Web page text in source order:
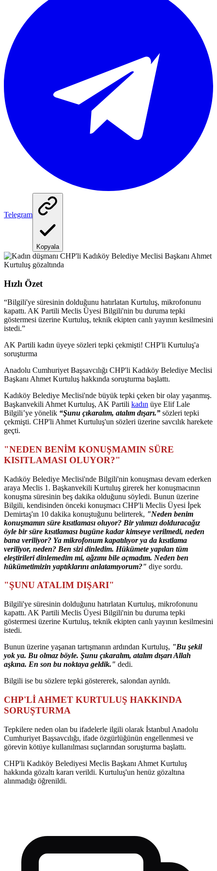
Telegram
Kopyala
Hızlı Özet
“Bilgili'ye süresinin dolduğunu hatırlatan Kurtuluş, mikrofonunu
kapattı. AK Partili Meclis Üyesi Bilgili'nin bu duruma tepki
göstermesi üzerine Kurtuluş, teknik ekipten canlı yayının kesilmesini
istedi.”
AK Partili kadın üyeye sözleri tepki çekmişti! CHP'li Kurtuluş'a
soruşturma
Anadolu Cumhuriyet Başsavcılığı CHP'li Kadıköy Belediye Meclisi
Başkanı Ahmet Kurtuluş hakkında soruşturma başlattı.
Kadıköy Belediye Meclisi'nde büyük tepki çeken bir olay yaşanmış.
Başkanvekili Ahmet Kurtuluş, AK Partili kadın üye Elif Lale
Bilgili’ye yönelik “Şunu çıkaralım, atalım dışarı.” sözleri tepki
çekmişti. CHP'li Ahmet Kurtuluş'un sözleri üzerine savcılık harekete
geçti.
"NEDEN BENİM KONUŞMAMIN SÜRE
KISITLAMASI OLUYOR?"
Kadıköy Belediye Meclisi'nde Bilgili'nin konuşması devam ederken
araya Meclis 1. Başkanvekili Kurtuluş girerek her konuşmacının
konuşma süresinin beş dakika olduğunu söyledi. Bunun üzerine
Bilgili, kendisinden önceki konuşmacı CHP'li Meclis Üyesi İpek
Demirtaş'ın 10 dakika konuştuğunu belirterek, "Neden benim
konuşmamın süre kısıtlaması oluyor? Bir yılımızı dolduracağız
öyle bir süre kısıtlaması bugüne kadar kimseye verilmedi, neden
bana veriliyor? Ya mikrofonum kapatılıyor ya da kısıtlama
veriliyor, neden? Ben sizi dinledim. Hükümete yapılan tüm
eleştirileri dinlemedim mi, ağzımı bile açmadım. Neden ben
hükümetimizin yaptıklarını anlatamıyorum?" diye sordu.
"ŞUNU ATALIM DIŞARI"
Bilgili'ye süresinin dolduğunu hatırlatan Kurtuluş, mikrofonunu
kapattı. AK Partili Meclis Üyesi Bilgili'nin bu duruma tepki
göstermesi üzerine Kurtuluş, teknik ekipten canlı yayının kesilmesini
istedi.
Bunun üzerine yaşanan tartışmanın ardından Kurtuluş, "Bu şekil
yok ya. Bu olmaz böyle. Şunu çıkaralım, atalım dışarı Allah
aşkına. En son bu noktaya geldik." dedi.
Bilgili ise bu sözlere tepki göstererek, salondan ayrıldı.
CHP'Lİ AHMET KURTULUŞ HAKKINDA
SORUŞTURMA
Tepkilere neden olan bu ifadelerle ilgili olarak İstanbul Anadolu
Cumhuriyet Başsavcılığı, ifade özgürlüğünün engellenmesi ve
görevin kötüye kullanılması suçlarından soruşturma başlattı.
CHP'li Kadıköy Belediyesi Meclis Başkanı Ahmet Kurtuluş
hakkında gözaltı kararı verildi. Kurtuluş'un henüz gözaltına
alınmadığı öğrenildi.